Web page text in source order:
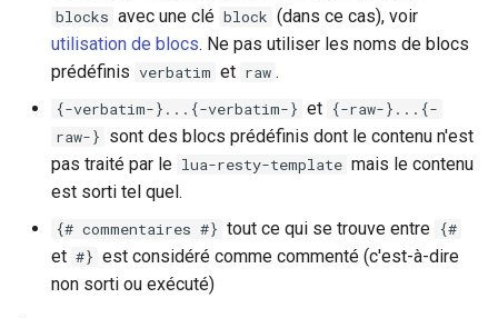
redis2
request-cookies-filter
rewrite-status
rtmp
secure-token
security-headers
Alternativement, vous
pouvez également définir
l'agencement dans une
vue :
section.html
blocks avec une clé block (dans ce cas), voir
utilisation de blocs. Ne pas utiliser les noms de blocs
prédéfinis verbatim et raw .
{-verbatim-}...{-verbatim-} et {-raw-}...{-
raw-} sont des blocs prédéfinis dont le contenu n'est
pas traité par le lua-resty-template mais le contenu
est sorti tel quel.
{# commentaires #} tout ce qui se trouve entre {#
et #} est considéré comme commenté (c'est-à-dire
non sorti ou exécuté)